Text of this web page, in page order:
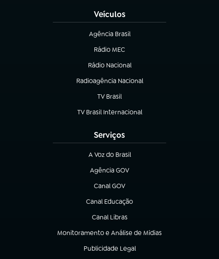
Veículos
Agência Brasil
(abre em nova aba)
Rádio MEC
(abre em nova aba)
Rádio Nacional
Radioagência Nacional
(abre em nova aba)
TV Brasil
(abre em nova aba)
TV Brasil Internacional
(abre em nova aba)
Serviços
A Voz do Brasil
(abre em nova aba)
Agência GOV
(abre em nova aba)
Canal GOV
(abre em nova aba)
Canal Educação
(abre em nova aba)
Canal Libras
(abre em nova aba)
Monitoramento e Análise de Mídias
(abre em nova aba)
Publicidade Legal
(abre em nova aba)